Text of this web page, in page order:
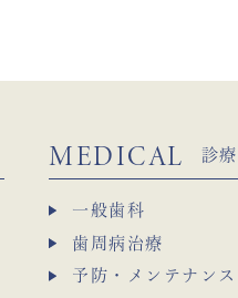
MEDICAL 診
一般歯科
歯周病治療
予防・メンテナンス